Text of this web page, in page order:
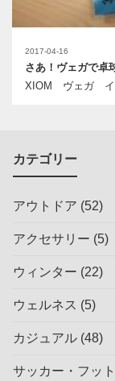
2017-04-16
さあ！ヴェガで卓
XIOM ヴェガ イ
カテゴリー
アウトドア (52)
アクセサリー (5)
ウィンター (22)
ウェルネス (5)
カジュアル (48)
サッカー・フッ